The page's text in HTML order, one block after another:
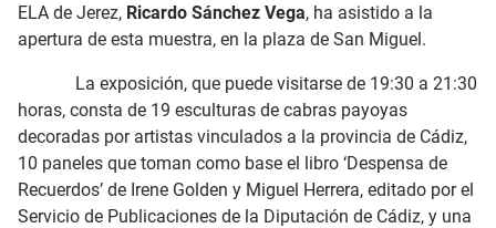
ELA de Jerez, Ricardo Sánchez Vega, ha asistido a la
apertura de esta muestra, en la plaza de San Miguel.
La exposición, que puede visitarse de 19:30 a 21:30
horas, consta de 19 esculturas de cabras payoyas
decoradas por artistas vinculados a la provincia de Cádiz,
10 paneles que toman como base el libro ‘Despensa de
Recuerdos’ de Irene Golden y Miguel Herrera, editado por el
Servicio de Publicaciones de la Diputación de Cádiz, y una